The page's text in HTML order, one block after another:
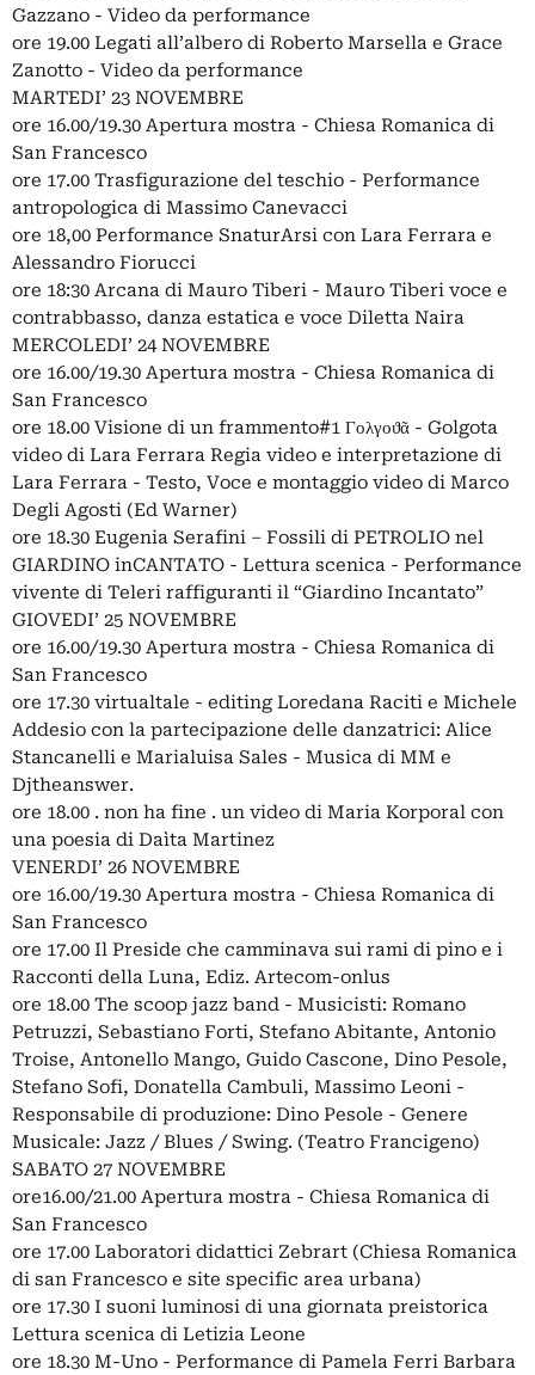
Gazzano - Video da performance
ore 19.00 Legati all’albero di Roberto Marsella e Grace
Zanotto - Video da performance
MARTEDI’ 23 NOVEMBRE
ore 16.00/19.30 Apertura mostra - Chiesa Romanica di
San Francesco
ore 17.00 Trasfigurazione del teschio - Performance
antropologica di Massimo Canevacci
ore 18,00 Performance SnaturArsi con Lara Ferrara e
Alessandro Fiorucci
ore 18:30 Arcana di Mauro Tiberi - Mauro Tiberi voce e
contrabbasso, danza estatica e voce Diletta Naira
MERCOLEDI’ 24 NOVEMBRE
ore 16.00/19.30 Apertura mostra - Chiesa Romanica di
San Francesco
ore 18.00 Visione di un frammento#1 Γολγοϑᾶ - Golgota
video di Lara Ferrara Regia video e interpretazione di
Lara Ferrara - Testo, Voce e montaggio video di Marco
Degli Agosti (Ed Warner)
ore 18.30 Eugenia Serafini – Fossili di PETROLIO nel
GIARDINO inCANTATO - Lettura scenica - Performance
vivente di Teleri raffiguranti il “Giardino Incantato”
GIOVEDI’ 25 NOVEMBRE
ore 16.00/19.30 Apertura mostra - Chiesa Romanica di
San Francesco
ore 17.30 virtualtale - editing Loredana Raciti e Michele
Addesio con la partecipazione delle danzatrici: Alice
Stancanelli e Marialuisa Sales - Musica di MM e
Djtheanswer.
ore 18.00 . non ha fine . un video di Maria Korporal con
una poesia di Daìta Martinez
VENERDI’ 26 NOVEMBRE
ore 16.00/19.30 Apertura mostra - Chiesa Romanica di
San Francesco
ore 17.00 Il Preside che camminava sui rami di pino e i
Racconti della Luna, Ediz. Artecom-onlus
ore 18.00 The scoop jazz band - Musicisti: Romano
Petruzzi, Sebastiano Forti, Stefano Abitante, Antonio
Troise, Antonello Mango, Guido Cascone, Dino Pesole,
Stefano Sofi, Donatella Cambuli, Massimo Leoni -
Responsabile di produzione: Dino Pesole - Genere
Musicale: Jazz / Blues / Swing. (Teatro Francigeno)
SABATO 27 NOVEMBRE
ore16.00/21.00 Apertura mostra - Chiesa Romanica di
San Francesco
ore 17.00 Laboratori didattici Zebrart (Chiesa Romanica
di san Francesco e site specific area urbana)
ore 17.30 I suoni luminosi di una giornata preistorica
Lettura scenica di Letizia Leone
ore 18.30 M-Uno - Performance di Pamela Ferri Barbara